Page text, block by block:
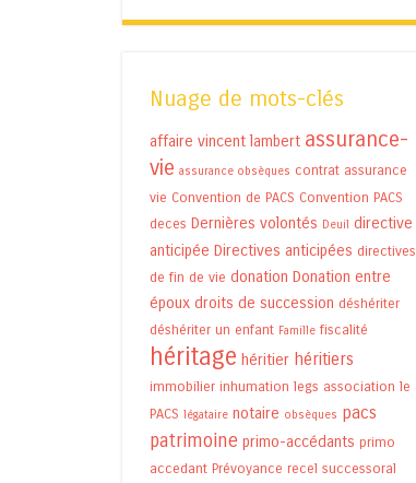
Nuage de mots-clés
affaire vincent lambert assurance-
vie assurance obsèques contrat assurance
vie Convention de PACS Convention PACS
deces Dernières volontés Deuil directive
anticipée Directives anticipées directives
de fin de vie donation Donation entre
époux droits de succession déshériter
déshériter un enfant Famille fiscalité
héritage héritier héritiers
immobilier inhumation legs association le
PACS légataire notaire obsèques pacs
patrimoine primo-accédants primo
accedant Prévoyance recel successoral